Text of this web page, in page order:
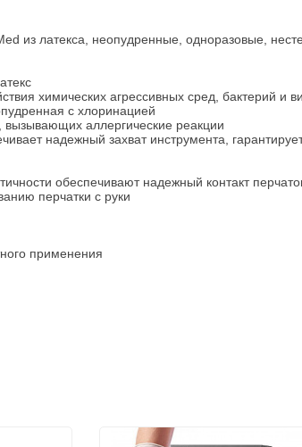
из латекса, неопудренные, одноразовые,
химических агрессивных сред, бактерий и
с хлоринацией
аллергические реакции
надежный захват инструмента,
обеспечивают надежный контакт
перчатки с руки
применения